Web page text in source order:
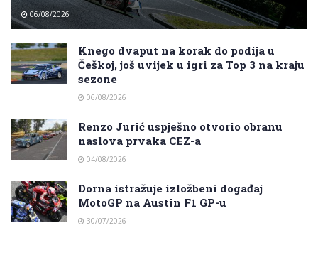
06/08/2026
Knego dvaput na korak do podija u
Češkoj, još uvijek u igri za Top 3 na kraju
sezone
06/08/2026
Renzo Jurić uspješno otvorio obranu
naslova prvaka CEZ-a
04/08/2026
Dorna istražuje izložbeni događaj
MotoGP na Austin F1 GP-u
30/07/2026